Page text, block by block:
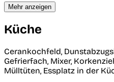
Mehr anzeigen
Küche
Cerankochfeld,
Gefrierfach, Mixer,
Mülltüten, Essplatz in der